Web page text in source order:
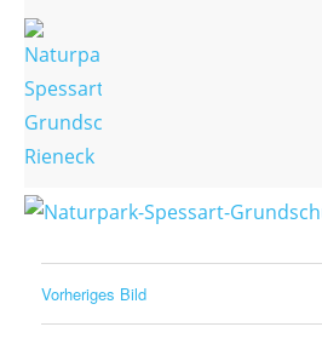
Vorheriges Bild